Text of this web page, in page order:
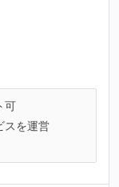
可
スを運営